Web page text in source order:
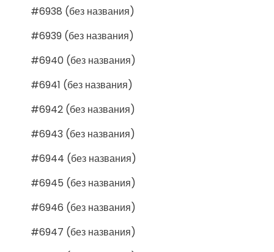
#6938 (без названия)
#6939 (без названия)
#6940 (без названия)
#6941 (без названия)
#6942 (без названия)
#6943 (без названия)
#6944 (без названия)
#6945 (без названия)
#6946 (без названия)
#6947 (без названия)